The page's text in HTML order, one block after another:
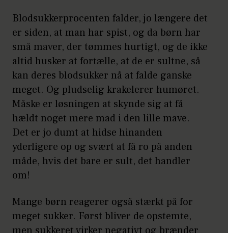
Blodsukkerprocenten falder, jo længere det
er siden, at man har spist, og da børn har
små maver, der tømmes hurtigt, og de ikke
altid husker at fortælle, at de er sultne, så
kan deres blodsukker nå at falde ganske
meget. Og pludselig krakelerer humøret.
Måske er løsningen at skynde sig at få
hældt noget mere mad i den lille mave.
Det er jo dumt at hidse hinanden
yderligere op og svært at få ro på anden
måde, hvis det bare er sult, det handler
om!
Mange børn reagerer også stærkt på for
meget sukker. Først bliver de opstemte,
men sukkeret virker negativt og brænder